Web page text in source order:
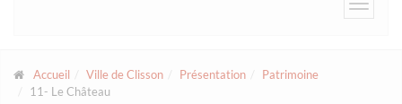
Toggle
Accueil Ville de Clisson Présentation
Patrimoine
11- Le Château